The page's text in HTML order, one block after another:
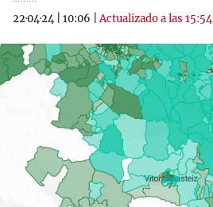
22·04·24
10:06 |Actualizado a las 15:54